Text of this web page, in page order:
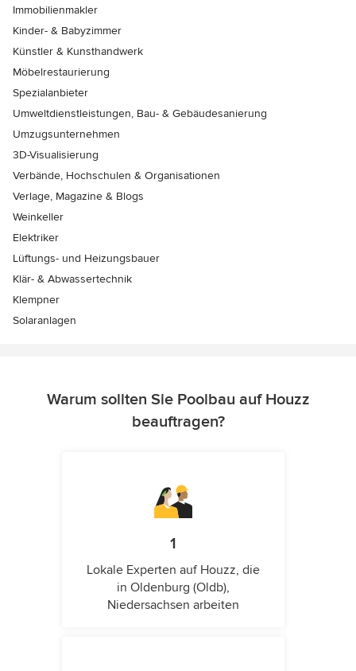
Immobilienmakler
Kinder- & Babyzimmer
Künstler & Kunsthandwerk
Möbelrestaurierung
Spezialanbieter
Umweltdienstleistungen, Bau- & Gebäudesanierung
Umzugsunternehmen
3D-Visualisierung
Verbände, Hochschulen & Organisationen
Verlage, Magazine & Blogs
Weinkeller
Elektriker
Lüftungs- und Heizungsbauer
Klär- & Abwassertechnik
Klempner
Solaranlagen
Warum sollten Sie Poolbau auf Houzz
beauftragen?
1
Lokale Experten auf Houzz, die
in Oldenburg (Oldb),
Niedersachsen arbeiten